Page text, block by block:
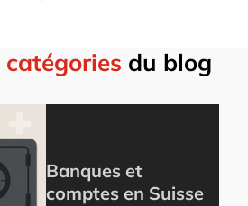
catégories du blog
Banques et
comptes en Suisse